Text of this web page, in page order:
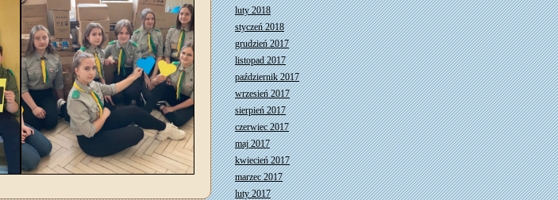
luty 2018
styczeń 2018
grudzień 2017
listopad 2017
październik 2017
wrzesień 2017
sierpień 2017
czerwiec 2017
maj 2017
kwiecień 2017
marzec 2017
luty 2017